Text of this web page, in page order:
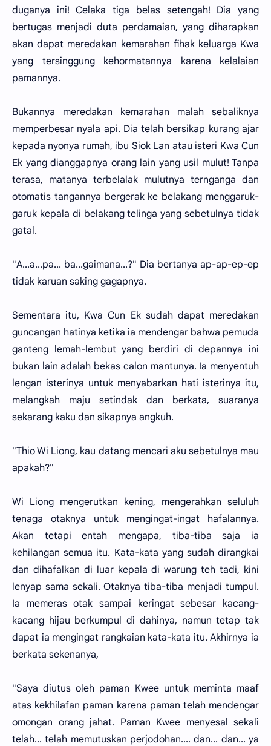
duganya ini! Celaka tiga belas setengah! Dia yang
bertugas menjadi duta perdamaian, yang diharapkan
akan dapat meredakan kemarahan fihak keluarga Kwa
yang tersinggung kehormatannya karena kelalaian
pamannya.
Bukannya meredakan kemarahan malah sebaliknya
memperbesar nyala api. Dia telah bersikap kurang ajar
kepada nyonya rumah, ibu Siok Lan atau isteri Kwa Cun
Ek yang dianggapnya orang lain yang usil mulut! Tanpa
terasa, matanya terbelalak mulutnya ternganga dan
otomatis tangannya bergerak ke belakang menggaruk-
garuk kepala di belakang telinga yang sebetulnya tidak
gatal.
"A...a...pa... ba...gaimana...?" Dia bertanya ap-ap-ep-ep
tidak karuan saking gagapnya.
Sementara itu, Kwa Cun Ek sudah dapat meredakan
guncangan hatinya ketika ia mendengar bahwa pemuda
ganteng lemah-lembut yang berdiri di depannya ini
bukan lain adalah bekas calon mantunya. Ia menyentuh
lengan isterinya untuk menyabarkan hati isterinya itu,
melangkah maju setindak dan berkata, suaranya
sekarang kaku dan sikapnya angkuh.
"Thio Wi Liong, kau datang mencari aku sebetulnya mau
apakah?"
Wi Liong mengerutkan kening, mengerahkan seluluh
tenaga otaknya untuk mengingat-ingat hafalannya.
Akan tetapi entah mengapa, tiba-tiba saja ia
kehilangan semua itu. Kata-kata yang sudah dirangkai
dan dihafalkan di luar kepala di warung teh tadi, kini
lenyap sama sekali. Otaknya tiba-tiba menjadi tumpul.
Ia memeras otak sampai keringat sebesar kacang-
kacang hijau berkumpul di dahinya, namun tetap tak
dapat ia mengingat rangkaian kata-kata itu. Akhirnya ia
berkata sekenanya,
"Saya diutus oleh paman Kwee untuk meminta maaf
atas kekhilafan paman karena paman telah mendengar
omongan orang jahat. Paman Kwee menyesal sekali
telah... telah memutuskan perjodohan.... dan... dan... ya